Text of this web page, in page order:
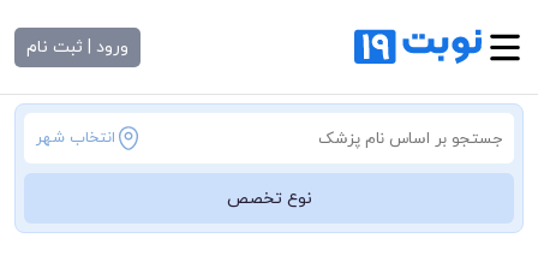
ورود | ثبت نام
انتخاب شهر
نوع تخصص